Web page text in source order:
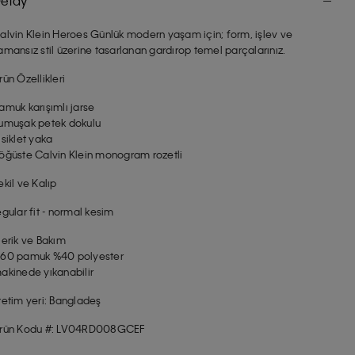
Klein Heroes Günlük modern yaşam için; form, işlev ve
stil üzerine tasarlanan gardırop temel parçalarınız.
Özellikleri
karışımlı jarse
petek dokulu
yaka
Calvin Klein monogram rozetli
ve Kalıp
fit - normal kesim
ve Bakım
pamuk %40 polyester
yıkanabilir
yeri: Bangladeş
Kodu #: LV04RD008GCEF